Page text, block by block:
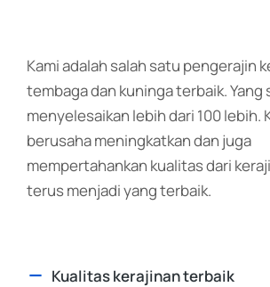
Kami adalah salah satu pengerajin
tembaga dan kuninga terbaik. Yang
menyelesaikan lebih dari 100 lebih.
berusaha meningkatkan dan juga
mempertahankan kualitas dari
terus menjadi yang terbaik.
Kualitas kerajinan terbaik